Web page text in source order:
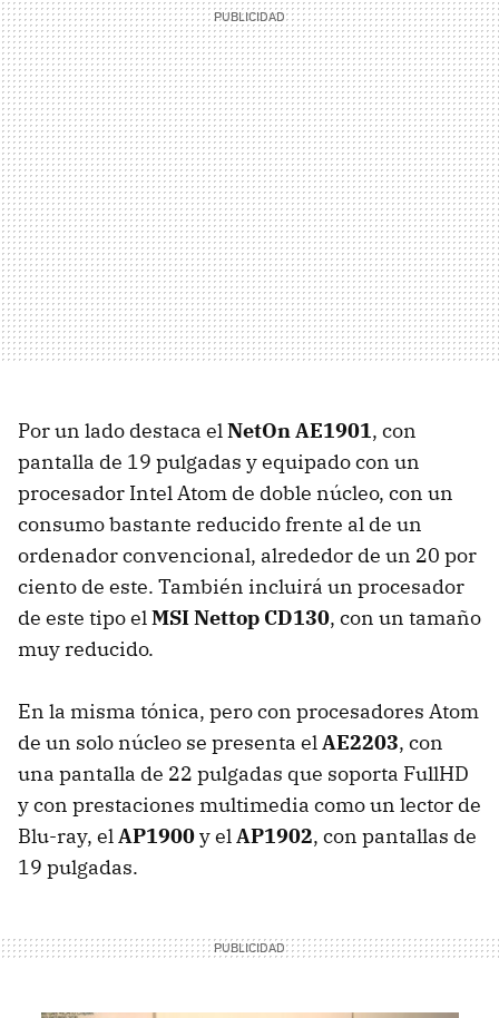
Por un lado destaca elNetOn AE1901, con
pantalla de 19 pulgadas y equipado con un
procesador Intel Atom de doble núcleo, con un
consumo bastante reducido frente al de un
ordenador convencional, alrededor de un 20 por
ciento de este. También incluirá un procesador
de este tipo elMSINettop CD130, con un tamaño
muy reducido.
En la misma tónica, pero con procesadores Atom
de un solo núcleo se presenta elAE2203, con
una pantalla de 22 pulgadas que soporta FullHD
y con prestaciones multimedia como un lector de
Blu-ray, elAP1900y elAP1902, con pantallas de
19 pulgadas.